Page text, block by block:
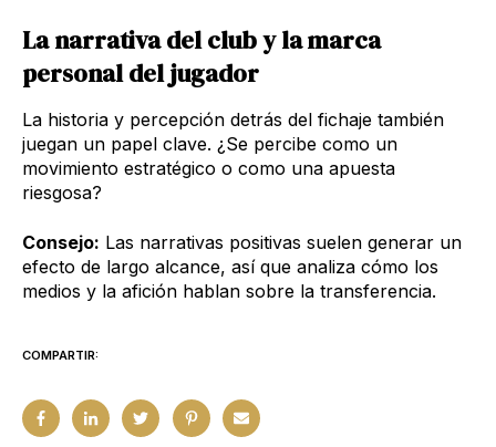
La narrativa del club y la marca
personal del jugador
La historia y percepción detrás del fichaje también
juegan un papel clave. ¿Se percibe como un
movimiento estratégico o como una apuesta
riesgosa?
Consejo: Las narrativas positivas suelen generar un
efecto de largo alcance, así que analiza cómo los
medios y la afición hablan sobre la transferencia.
COMPARTIR: